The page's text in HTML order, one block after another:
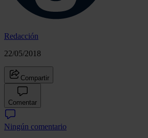
Redacción
22/05/2018
Compartir
Comentar
Ningún comentario